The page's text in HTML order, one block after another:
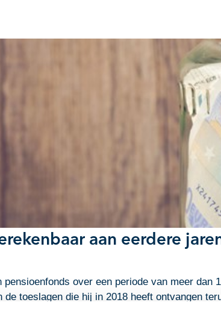
aan eerdere
over een periode van meer
toeslagen die hij in 2018 heeft ontvangen
aan het jaar 2018, wil de man dat de